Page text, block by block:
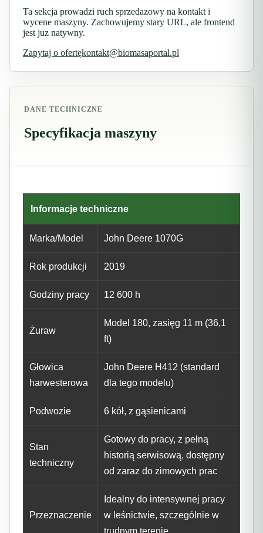
Ta sekcja prowadzi ruch sprzedazowy na kontakt i
wycene maszyny. Zachowujemy stary URL, ale frontend
jest juz natywny.
Zapytaj o ofertękontakt@biomasaportal.pl
DANE TECHNICZNE
Specyfikacja maszyny
Informacje techniczne
Marka/Model John Deere 1070G
Rok produkcji 2019
Godziny pracy 12 600 h
Żuraw
Model 180, zasięg 11 m (36,1
ft)
Głowica
harwesterowa
John Deere H412 (standard
dla tego modelu)
Podwozie 6 kół, z gąsienicami
Stan
techniczny
Gotowy do pracy, z pełną
historią serwisową, dostępny
od zaraz do zimowych prac
Przeznaczenie
Idealny do intensywnej pracy
w leśnictwie, szczególnie w